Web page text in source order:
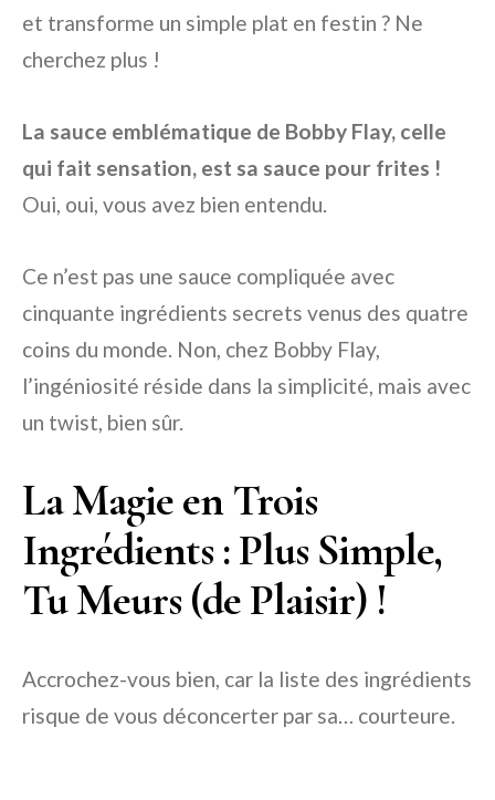
et transforme un simple plat en festin ? Ne
cherchez plus !
La sauce emblématique de Bobby Flay, celle
qui fait sensation, est sa sauce pour frites !
Oui, oui, vous avez bien entendu.
Ce n’est pas une sauce compliquée avec
cinquante ingrédients secrets venus des quatre
coins du monde. Non, chez Bobby Flay,
l’ingéniosité réside dans la simplicité, mais avec
un twist, bien sûr.
La Magie en Trois
Ingrédients : Plus Simple,
Tu Meurs (de Plaisir) !
Accrochez-vous bien, car la liste des ingrédients
risque de vous déconcerter par sa… courteure.